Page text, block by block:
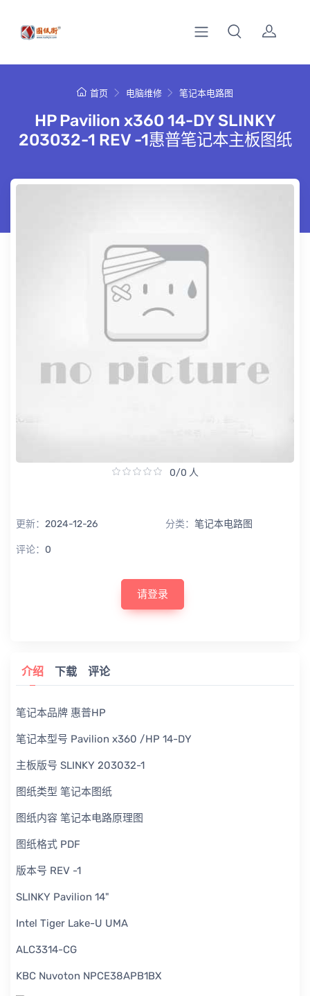
首页 电脑维修 笔记本电路图
HP Pavilion x360 14-DY SLINKY
203032-1 REV -1惠普笔记本主板图纸
0/0 人
更新： 2024-12-26 分类： 笔记本电路图
评论： 0
请登录
介绍 下载 评论
笔记本品牌 惠普HP
笔记本型号 Pavilion x360 /HP 14-DY
主板版号 SLINKY 203032-1
图纸类型 笔记本图纸
图纸内容 笔记本电路原理图
图纸格式 PDF
版本号 REV -1
SLINKY Pavilion 14"
Intel Tiger Lake-U UMA
ALC3314-CG
KBC Nuvoton NPCE38APB1BX